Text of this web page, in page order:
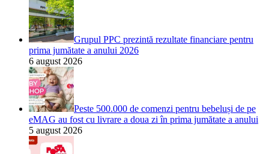
Grupul PPC prezintă rezultate financiare pentru
prima jumătate a anului 2026
6 august 2026
Peste 500.000 de comenzi pentru bebeluși de pe
eMAG au fost cu livrare a doua zi în prima jumătate a anului
5 august 2026